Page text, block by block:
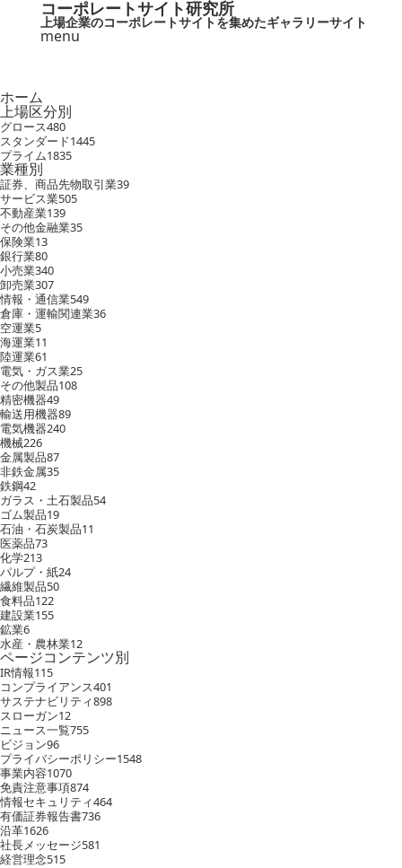
コーポレートサイト研究所
上場企業のコーポレートサイトを集めたギャラリーサイト
menu
ホーム
上場区分別
グロース480
スタンダード1445
プライム1835
業種別
証券、商品先物取引業39
サービス業505
不動産業139
その他金融業35
保険業13
銀行業80
小売業340
卸売業307
情報・通信業549
倉庫・運輸関連業36
空運業5
海運業11
陸運業61
電気・ガス業25
その他製品108
精密機器49
輸送用機器89
電気機器240
機械226
金属製品87
非鉄金属35
鉄鋼42
ガラス・土石製品54
ゴム製品19
石油・石炭製品11
医薬品73
化学213
パルプ・紙24
繊維製品50
食料品122
建設業155
鉱業6
水産・農林業12
ページコンテンツ別
IR情報115
コンプライアンス401
サステナビリティ898
スローガン12
ニュース一覧755
ビジョン96
プライバシーポリシー1548
事業内容1070
免責注意事項874
情報セキュリティ464
有価証券報告書736
沿革1626
社長メッセージ581
経営理念515